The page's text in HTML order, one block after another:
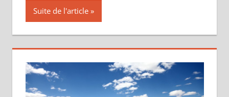
Suite de l'article